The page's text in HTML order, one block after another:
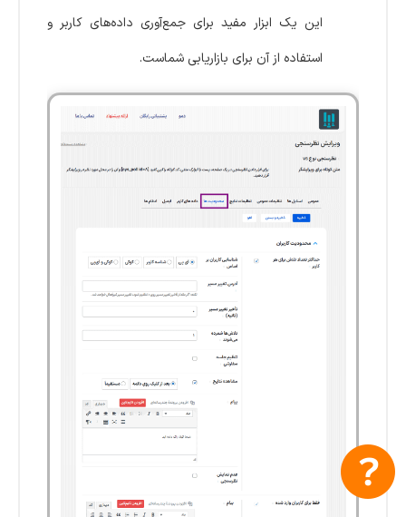
این یک ابزار مفید برای جمع‌آوری داده‌های کاربر و
استفاده از آن برای بازاریابی شماست.